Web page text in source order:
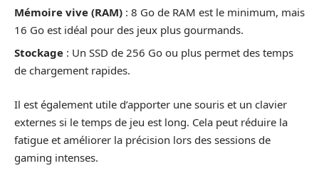
Mémoire vive (RAM) : 8 Go de RAM est le minimum, mais
16 Go est idéal pour des jeux plus gourmands.
Stockage : Un SSD de 256 Go ou plus permet des temps
de chargement rapides.
Il est également utile d’apporter une souris et un clavier
externes si le temps de jeu est long. Cela peut réduire la
fatigue et améliorer la précision lors des sessions de
gaming intenses.